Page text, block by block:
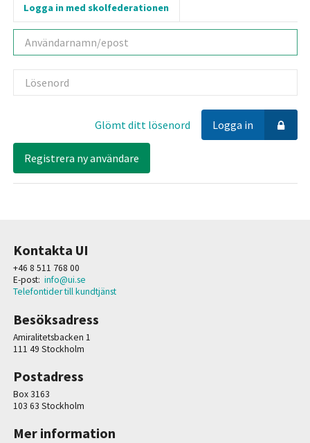
Logga in med skolfederationen
Användarnamn
Lösenord
Logga in
Glömt ditt lösenord
Registrera ny användare
Kontakta UI
+46 8 511 768 00
E-post: info@ui.se
Telefontider till kundtjänst
Besöksadress
Amiralitetsbacken 1
111 49 Stockholm
Postadress
Box 3163
103 63 Stockholm
Mer information